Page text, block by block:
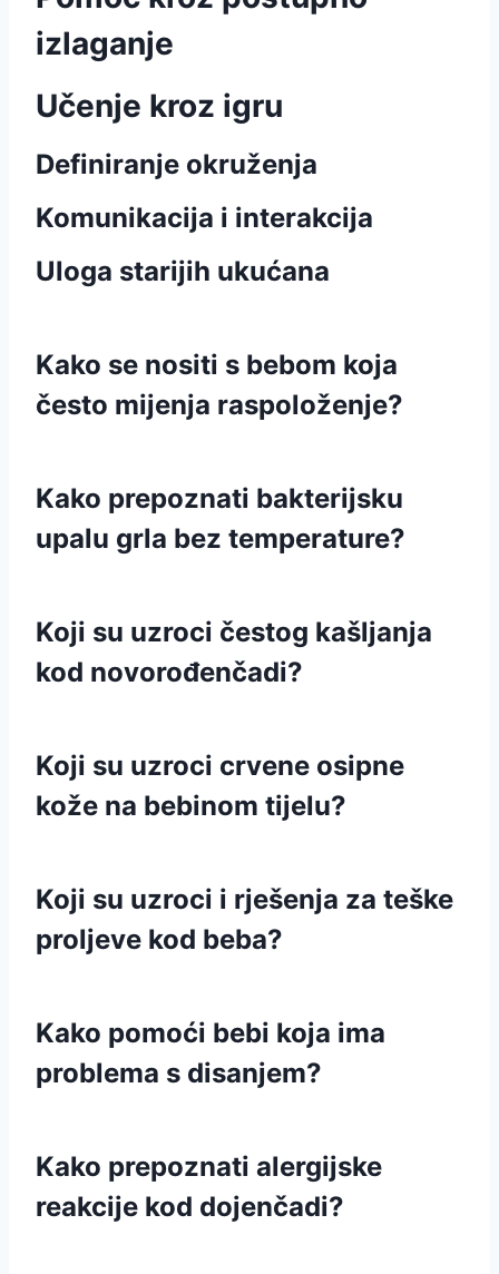
izlaganje
Učenje kroz igru
Definiranje okruženja
Komunikacija i interakcija
Uloga starijih ukućana
Kako se nositi s bebom koja
često mijenja raspoloženje?
Kako prepoznati bakterijsku
upalu grla bez temperature?
Koji su uzroci čestog kašljanja
kod novorođenčadi?
Koji su uzroci crvene osipne
kože na bebinom tijelu?
Koji su uzroci i rješenja za teške
proljeve kod beba?
Kako pomoći bebi koja ima
problema s disanjem?
Kako prepoznati alergijske
reakcije kod dojenčadi?